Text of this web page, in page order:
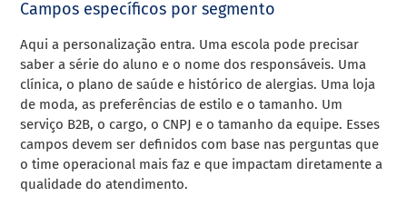
Campos específicos por segmento
Aqui a personalização entra. Uma escola pode precisar
saber a série do aluno e o nome dos responsáveis. Uma
clínica, o plano de saúde e histórico de alergias. Uma loja
de moda, as preferências de estilo e o tamanho. Um
serviço B2B, o cargo, o CNPJ e o tamanho da equipe. Esses
campos devem ser definidos com base nas perguntas que
o time operacional mais faz e que impactam diretamente a
qualidade do atendimento.